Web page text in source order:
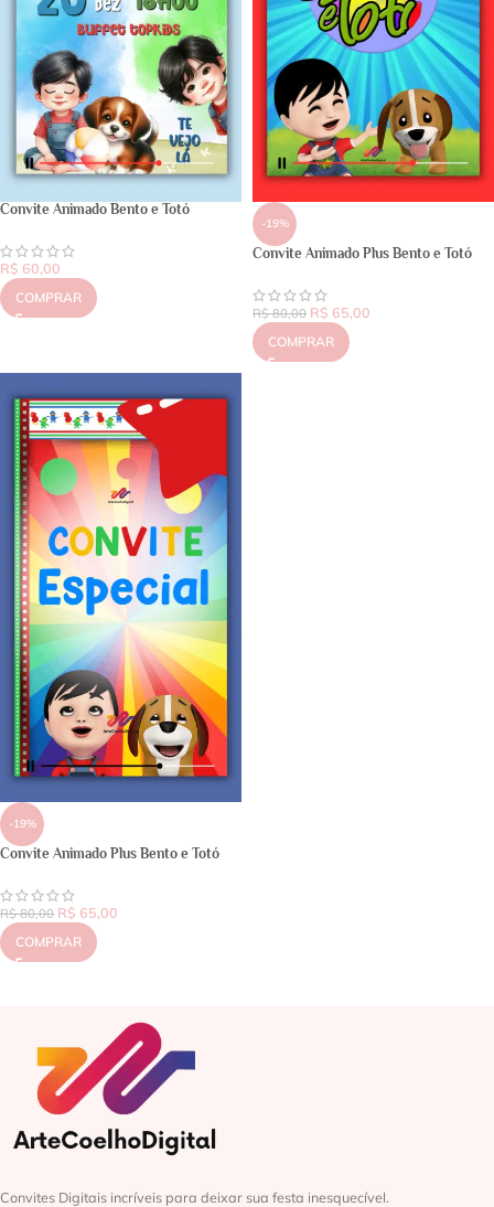
Convite Animado Bento e Totó
R$ 60,00
COMPRAR
-19%
Convite Animado Plus Bento e Totó
R$80,00 R$ 65,00
COMPRAR
-19%
Convite Animado Plus Bento e Totó
R$80,00 R$ 65,00
COMPRAR
Convites Digitais incríveis para deixar sua festa inesquecível.